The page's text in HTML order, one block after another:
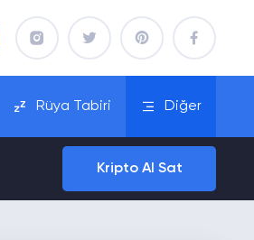
Rüya Tabiri Diğer
Kripto Al Sat